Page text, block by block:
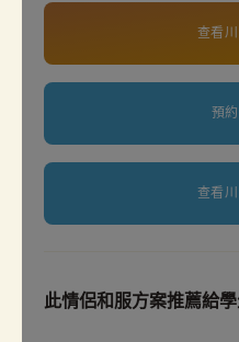
查看
預
查看
此情侶和服方案推薦給